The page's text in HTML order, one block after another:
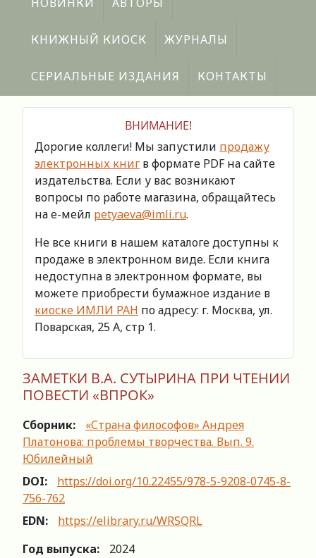
КНИЖНЫЙ КИОСК ЖУРНАЛЫ
СЕРИАЛЬНЫЕ ИЗДАНИЯ КОНТАКТЫ
ВНИМАНИЕ!
Дорогие коллеги! Мы запустили продажу
электронных книг в формате PDF на сайте
издательства. Если у вас возникают
вопросы по работе магазина, обращайтесь
на е-мейл petyaeva@imli.ru.
Не все книги в нашем каталоге доступны к
продаже в электронном виде. Если книга
недоступна в электронном формате, вы
можете приобрести бумажное издание в
киоске ИМЛИ РАН по адресу: г. Москва, ул.
Поварская, 25 А, стр 1.
ЗАМЕТКИ В.А. СУТЫРИНА ПРИ ЧТЕНИИ
ПОВЕСТИ «ВПРОК»
Сборник:
«Страна философов» Андрея
Платонова: проблемы творчества. Вып. 9.
Юбилейный
DOI:
https://doi.org/10.22455/978-5-9208-0745-8-
756-762
EDN:
https://elibrary.ru/WRSQRL
Год выпуска:
2024